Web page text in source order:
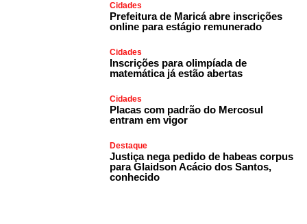
Cidades
Prefeitura de Maricá abre inscrições
online para estágio remunerado
Cidades
Inscrições para olimpíada de
matemática já estão abertas
Cidades
Placas com padrão do Mercosul
entram em vigor
Destaque
Justiça nega pedido de habeas corpus
para Glaidson Acácio dos Santos,
conhecido